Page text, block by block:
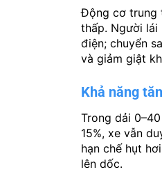
Động cơ trung
thấp. Người lái
điện; chuyển
và giảm giật
Khả năng
Trong dải
15%, xe vẫn
hạn chế hụt
lên dốc.